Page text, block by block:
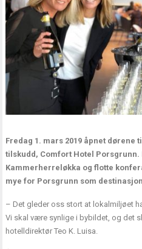
Fredag 1. mars 2019 åpnet dørene
tilskudd, Comfort Hotel
Kammerherreløkka og flotte
mye for Porsgrunn som
– Det gleder oss stort at lokalmiljøet
Vi skal være synlige i bybildet, og det
hotelldirektør Teo K. Luisa.